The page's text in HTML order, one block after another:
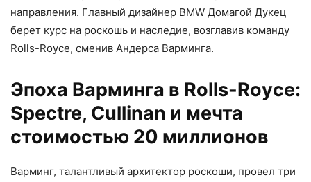
направления. Главный дизайнер BMW Домагой Дукец
берет курс на роскошь и наследие, возглавив команду
Rolls-Royce, сменив Андерса Варминга.
Эпоха Варминга в Rolls-Royce:
Spectre, Cullinan и мечта
стоимостью 20 миллионов
Варминг, талантливый архитектор роскоши, провел три